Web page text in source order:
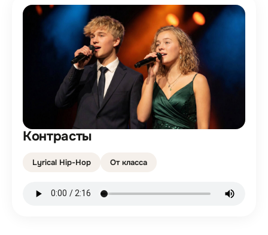
Контрасты
Lyrical Hip-Hop От класса